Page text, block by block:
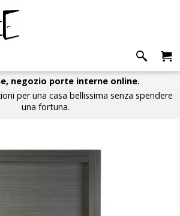
negozio porte interne online.
per una casa bellissima senza spendere
una fortuna.